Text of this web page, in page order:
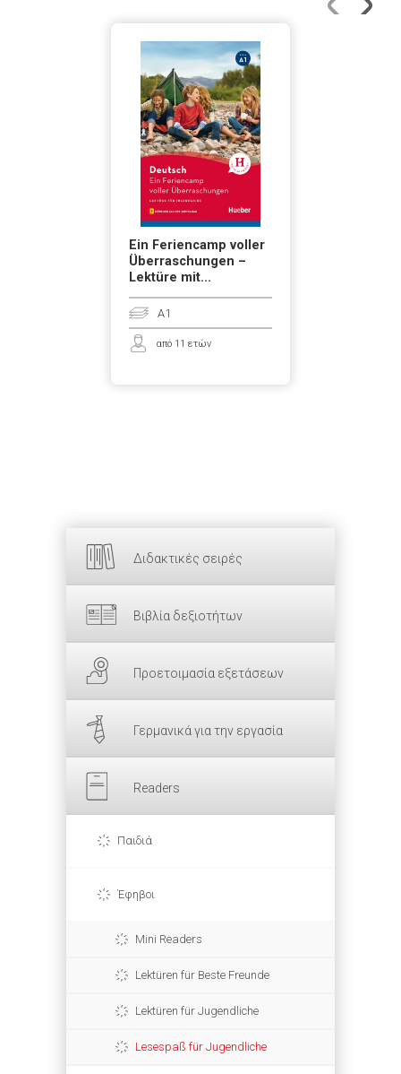
Διδακτικές σειρές
Βιβλία δεξιοτήτων
Προετοιμασία εξετάσεων
Γερμανικά για την εργασία
Readers
Παιδιά
Έφηβοι
Mini Readers
Lektüren für Beste Freunde
Lektüren für Jugendliche
Lesespaß für Jugendliche
Ein Feriencamp voller
Überraschungen –
Lektüre mit...
A1
από 11 ετών